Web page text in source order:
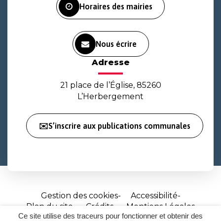
Ce site utilise des traceurs pour fonctionner et obtenir des
Horaires des mairies
Nous écrire
Adresse
21 place de l’Église, 85260
L’Herbergement
✉️S’inscrire aux publications communales
Gestion des cookies
Accessibilité
Plan du site
Crédits
Mentions Légales